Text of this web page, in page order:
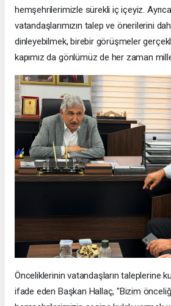
hemşehrilerimizle sürekli iç içeyiz.
vatandaşlarımızın talep ve önerilerini
dinleyebilmek, birebir görüşmeler
kapımız da gönlümüz de her zaman
Önceliklerinin vatandaşların taleplerine
ifade eden Başkan Hallaç, "Bizim